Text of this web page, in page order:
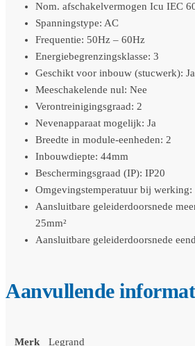
Nom. afschakelvermogen Icu IEC
Spanningstype: AC
Frequentie: 50Hz – 60Hz
Energiebegrenzingsklasse: 3
Geschikt voor inbouw (stucwerk): Ja
Meeschakelende nul: Nee
Verontreinigingsgraad: 2
Nevenapparaat mogelijk: Ja
Breedte in module-eenheden: 2
Inbouwdiepte: 44mm
Beschermingsgraad (IP): IP20
Omgevingstemperatuur bij werking:
Aansluitbare geleiderdoorsnede
25mm²
Aansluitbare geleiderdoorsnede
Aanvullende
Merk Legrand